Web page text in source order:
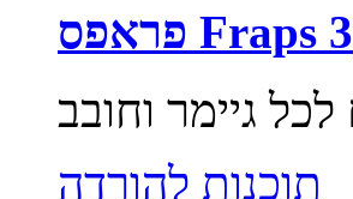
פראפס Fraps 3
תוכנות להורדה